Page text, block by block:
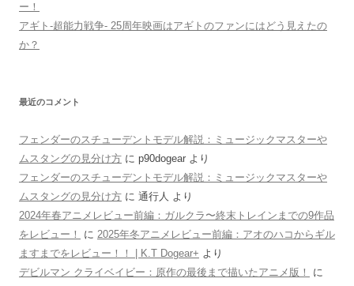
ー！
アギト-超能力戦争- 25周年映画はアギトのファンにはどう見えたの
か？
最近のコメント
フェンダーのスチューデントモデル解説：ミュージックマスターや
ムスタングの見分け方 に p90dogear より
フェンダーのスチューデントモデル解説：ミュージックマスターや
ムスタングの見分け方 に 通行人 より
2024年春アニメレビュー前編：ガルクラ〜終末トレインまでの9作品
をレビュー！
に 2025年冬アニメレビュー前編：アオのハコからギル
ますまでをレビュー！！ | K.T Dogear+ より
デビルマン クライベイビー：原作の最後まで描いたアニメ版！
に